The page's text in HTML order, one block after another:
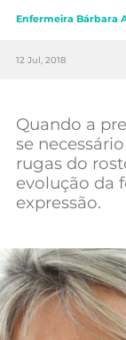
Mães e
Enfermeira Bárbara
12 Jul, 2018
Quando a
se
rugas do
evolução da
expressão.